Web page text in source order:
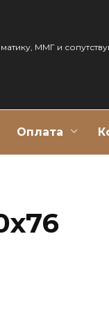
ММГ и
Оплата